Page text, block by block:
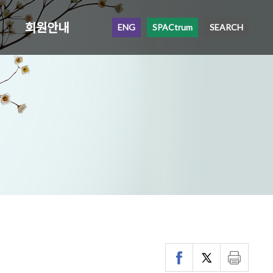
회원안내 ENG SPACtrum SEARCH